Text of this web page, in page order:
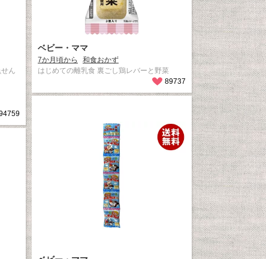
ん
ベビー・ママ
7か月頃から
和食おかず
はじめての離乳食 裏ごし鶏レバーと野菜
89737